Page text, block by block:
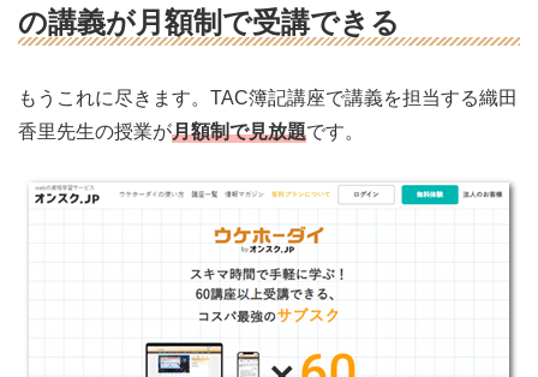
の講義が月額制で受講できる
もうこれに尽きます。TAC簿記講座で講義を担当する織田
香里先生の授業が月額制で見放題です。